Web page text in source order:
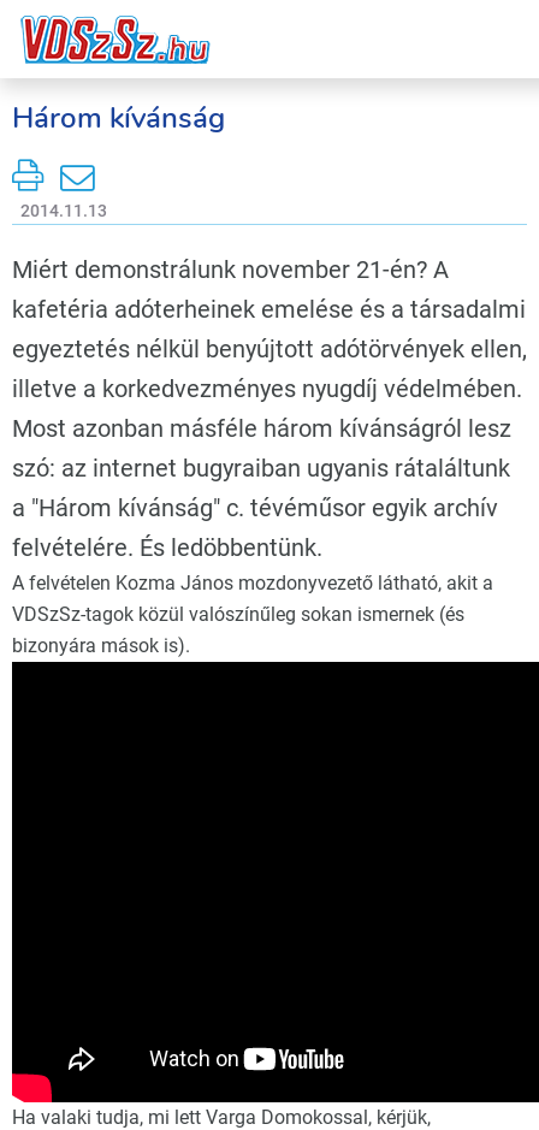
Három kívánság
2014.11.13
Miért demonstrálunk november 21-én? A
kafetéria adóterheinek emelése és a társadalmi
egyeztetés nélkül benyújtott adótörvények ellen,
illetve a korkedvezményes nyugdíj védelmében.
Most azonban másféle három kívánságról lesz
szó: az internet bugyraiban ugyanis rátaláltunk
a "Három kívánság" c. tévéműsor egyik archív
felvételére. És ledöbbentünk.
A felvételen Kozma János mozdonyvezető látható, akit a
VDSzSz-tagok közül valószínűleg sokan ismernek (és
bizonyára mások is).
Ha valaki tudja, mi lett Varga Domokossal, kérjük,